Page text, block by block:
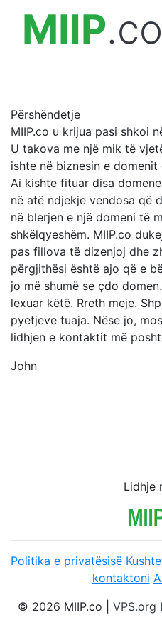
MIIP.co
Përshëndetje
MIIP.co u krijua pasi shkoi
U takova me një mik të
ishte në biznesin e
Ai kishte fituar disa
në atë ndjekje vendosa që
në blerjen e një domeni të
shkëlqyeshëm. MIIP.co
pas fillova të dizenjoj dhe
përgjithësi është ajo që e
jo më shumë se çdo
lexuar këtë. Rreth meje.
pyetjeve tuaja. Nëse jo,
lidhjen e kontaktit më
John
Lidhje
Politika e privatësisë
kontaktoni
© 2026 MIIP.co | VPS.org